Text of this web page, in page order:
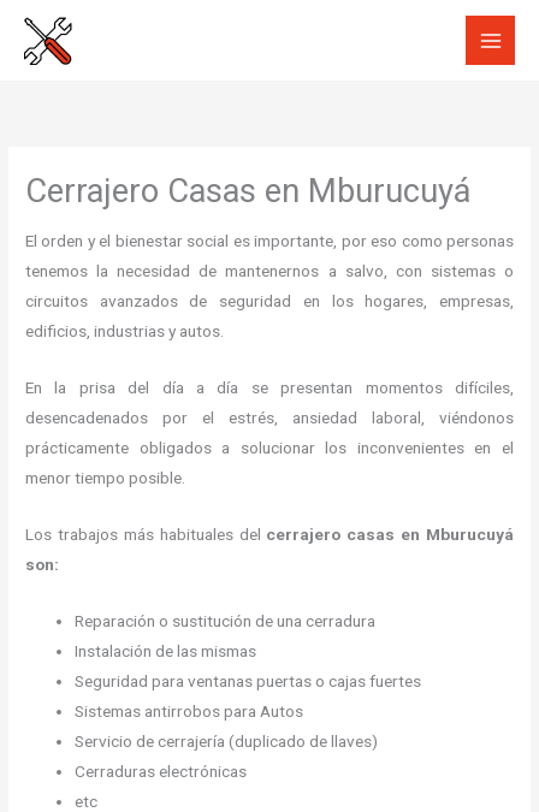
Cerrajero Casas en Mburucuyá
El orden y el bienestar social es importante, por eso como personas
tenemos la necesidad de mantenernos a salvo, con sistemas o
circuitos avanzados de seguridad en los hogares, empresas,
edificios, industrias y autos.
En la prisa del día a día se presentan momentos difíciles,
desencadenados por el estrés, ansiedad laboral, viéndonos
prácticamente obligados a solucionar los inconvenientes en el
menor tiempo posible.
Los trabajos más habituales del cerrajero casas en Mburucuyá
son:
Reparación o sustitución de una cerradura
Instalación de las mismas
Seguridad para ventanas puertas o cajas fuertes
Sistemas antirrobos para Autos
Servicio de cerrajería (duplicado de llaves)
Cerraduras electrónicas
etc